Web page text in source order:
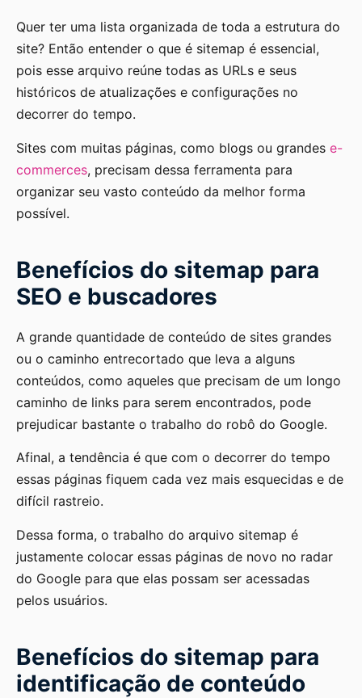
Quer ter uma lista organizada de toda a estrutura do
site? Então entender o que é sitemap é essencial,
pois esse arquivo reúne todas as URLs e seus
históricos de atualizações e configurações no
decorrer do tempo.
Sites com muitas páginas, como blogs ou grandes e-
commerces, precisam dessa ferramenta para
organizar seu vasto conteúdo da melhor forma
possível.
Benefícios do sitemap para
SEO e buscadores
A grande quantidade de conteúdo de sites grandes
ou o caminho entrecortado que leva a alguns
conteúdos, como aqueles que precisam de um longo
caminho de links para serem encontrados, pode
prejudicar bastante o trabalho do robô do Google.
Afinal, a tendência é que com o decorrer do tempo
essas páginas fiquem cada vez mais esquecidas e de
difícil rastreio.
Dessa forma, o trabalho do arquivo sitemap é
justamente colocar essas páginas de novo no radar
do Google para que elas possam ser acessadas
pelos usuários.
Benefícios do sitemap para
identificação de conteúdo